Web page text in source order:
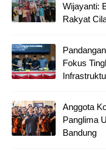
Wijayanti:
Rakyat
Fokus
Anggota
Panglima
Bandung